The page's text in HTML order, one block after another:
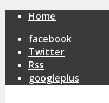
Home
facebook
Twitter
Rss
googleplus